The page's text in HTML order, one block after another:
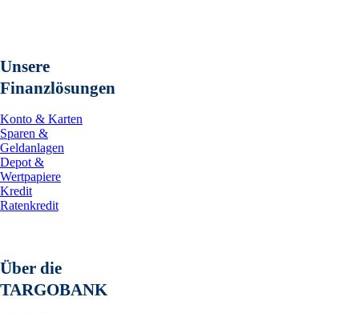
Unsere
Finanzlösungen
Konto & Karten
Sparen &
Geldanlagen
Depot &
Wertpapiere
Kredit
Ratenkredit
Über die
TARGOBANK